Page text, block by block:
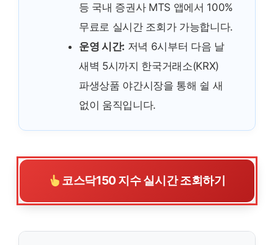
등 국내 증권사 MTS 앱에서 100%
무료로 실시간 조회가 가능합니다.
운영 시간: 저녁 6시부터 다음 날
새벽 5시까지 한국거래소(KRX)
파생상품 야간시장을 통해 쉴 새
없이 움직입니다.
코스닥150 지수 실시간 조회하기